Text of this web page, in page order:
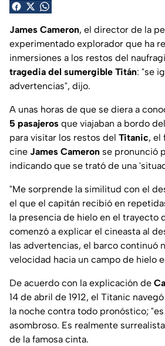
James Cameron, el director de la
experimentado explorador que ha
inmersiones a los restos del
tragedia del sumergible Titán: "se
advertencias", dijo.
A unas horas de que se diera a
5 pasajeros que viajaban a bordo del
para visitar los restos del Titanic, el
cine James Cameron se pronunció
indicando que se trató de una
"Me sorprende la similitud con el
el que el capitán recibió en
la presencia de hielo en el trayecto
comenzó a explicar el cineasta al
las advertencias, el barco continuó
velocidad hacia un campo de hielo
De acuerdo con la explicación de
14 de abril de 1912, el Titanic
la noche contra todo pronóstico;
asombroso. Es realmente
de la famosa cinta.